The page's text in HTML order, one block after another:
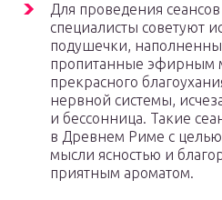
Для проведения
специалисты советуют
подушечки,
пропитанные эфирным
прекрасного
нервной системы,
и бессонница. Такие
в Древнем Риме с целью
мысли ясностью и
приятным ароматом.